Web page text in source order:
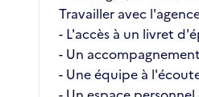
Travailler avec
- L'accès à un livret
- Un
- Une équipe à